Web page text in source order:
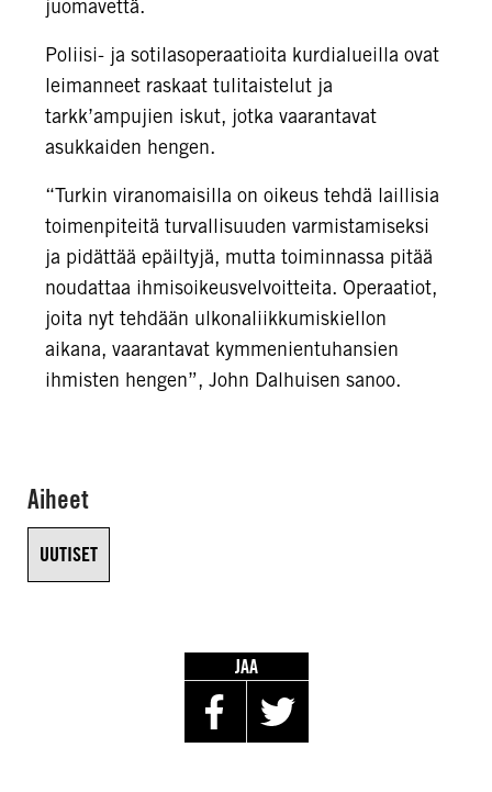
juomavettä.
Poliisi- ja sotilasoperaatioita kurdialueilla ovat
leimanneet raskaat tulitaistelut ja
tarkk’ampujien iskut, jotka vaarantavat
asukkaiden hengen.
“Turkin viranomaisilla on oikeus tehdä laillisia
toimenpiteitä turvallisuuden varmistamiseksi
ja pidättää epäiltyjä, mutta toiminnassa pitää
noudattaa ihmisoikeusvelvoitteita. Operaatiot,
joita nyt tehdään ulkonaliikkumiskiellon
aikana, vaarantavat kymmenientuhansien
ihmisten hengen”, John Dalhuisen sanoo.
Aiheet
UUTISET
JAA